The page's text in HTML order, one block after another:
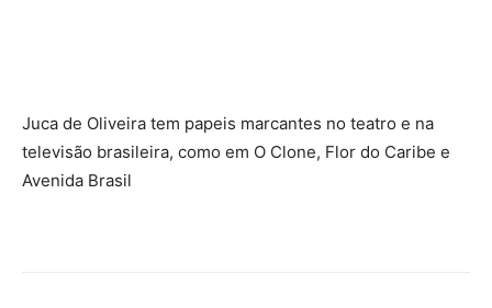
Juca de Oliveira tem papeis marcantes no teatro e na
televisão brasileira, como em O Clone, Flor do Caribe e
Avenida Brasil